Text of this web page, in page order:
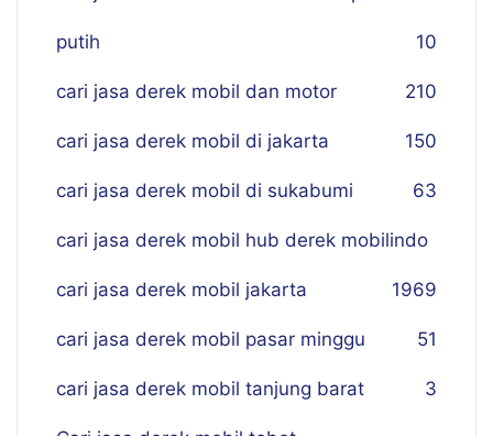
putih 10
cari jasa derek mobil dan motor 210
cari jasa derek mobil di jakarta 150
cari jasa derek mobil di sukabumi 63
cari jasa derek mobil hub derek mobilindo
69
cari jasa derek mobil jakarta 19
cari jasa derek mobil pasar minggu 51
cari jasa derek mobil tanjung barat 3